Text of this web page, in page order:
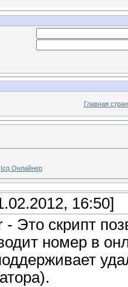
Главная
Icq Онлайнер
16:50]
- Это скрипт
номер в